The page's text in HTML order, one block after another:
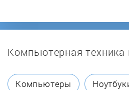
Компьютерная техника
Компьютеры